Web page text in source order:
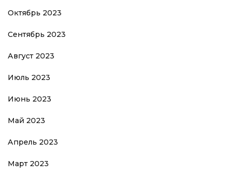
Октябрь 2023
Сентябрь 2023
Август 2023
Июль 2023
Июнь 2023
Май 2023
Апрель 2023
Март 2023